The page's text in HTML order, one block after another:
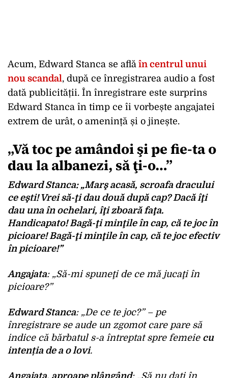
Acum, Edward Stanca se află în centrul unui
nou scandal, după ce înregistrarea audio a fost
dată publicității. În înregistrare este surprins
Edward Stanca în timp ce îi vorbește angajatei
extrem de urât, o amenință și o jinește.
„Vă toc pe amândoi şipe fie-ta o
dau la albanezi, să ţi-o…”
Edward Stanca: „Marş acasă, scroafa dracului
ce eşti! Vrei să-ţi dau două după cap? Dacă îţi
dau una în ochelari, îţi zboară faţa.
Handicapato! Bagă-ţi minţile în cap, că te joc în
picioare! Bagă-ţi minţile în cap, că te joc efectiv
în picioare!”
Angajata: „Să-mi spuneţi de ce mă jucaţi în
picioare?”
Edward Stanca: „De ce te joc?” – pe
înregistrare se aude un zgomot care pare să
indice că bărbatul s-a întreptat spre femeie cu
intenția de a o lovi.
Angajata, aproape plângând: „Să nu daţi în